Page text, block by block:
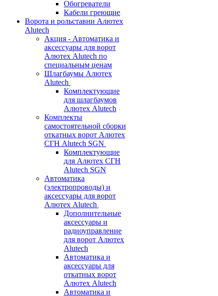
Обогреватели
Кабели греющие
Ворота и рольставни Алютех
Alutech
Акция - Автоматика и
аксессуары для ворот
Алютех Alutech по
специальным ценам
Шлагбаумы Алютех
Alutech
Комплектующие
для шлагбаумов
Алютех Alutech
Комплекты
самостоятельной сборки
откатных ворот Алютех
СГН Alutech SGN
Комплектующие
для Алютех СГН
Alutech SGN
Автоматика
(электропроводы) и
аксессуары для ворот
Алютех Alutech
Дополнительные
аксессуары и
радиоуправление
для ворот Алютех
Alutech
Автоматика и
аксессуары для
откатных ворот
Алютех Alutech
Автоматика и